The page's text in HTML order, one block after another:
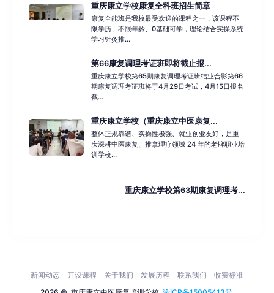
重庆康立学校康复全科班招生简章
康复全能班是我校最受欢迎的课程之一，该课程不
限学历、不限年龄、0基础可学，理论结合实操系统
学习针灸推...
第66康复调理考证班即将截止报...
重庆康立学校第65期康复调理考证班结业合影第66
期康复调理考证班将于4月29日考试，4月15日报名
截...
重庆康立学校（重庆康立中医康复...
整体正规靠谱、实操性极强、就业创业友好，是重
庆深耕中医康复、推拿理疗领域 24 年的老牌职业培
训学校...
重庆康立学校第63期康复调理考...
新闻动态 开设课程 关于我们 发展历程 联系我们 收费标准